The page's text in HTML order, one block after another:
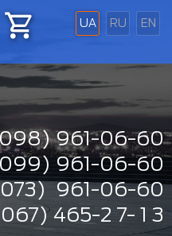
UA RU EN
961-06-60
961-06-60
961-06-60
465-2 7- 1 3